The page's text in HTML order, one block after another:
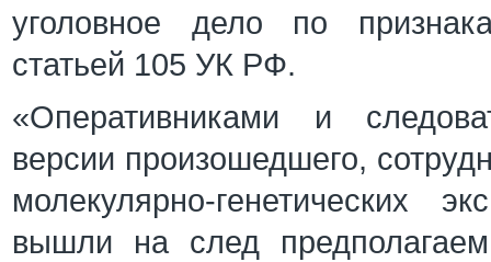
уголовное дело по
статьей 105 УК РФ.
«Оперативниками и
версии произошедшего,
молекулярно-генетических
вышли на след